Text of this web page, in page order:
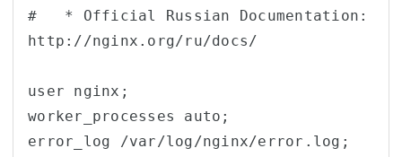
#   * Official Russian Documentation:
http://nginx.org/ru/docs/
user nginx;
worker_processes auto;
error_log /var/log/nginx/error.log;